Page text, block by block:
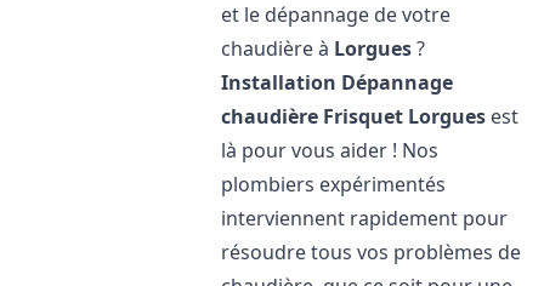
et le dépannage de votre
chaudière à Lorgues?
Installation Dépannage
chaudière Frisquet Lorgues est
là pour vous aider ! Nos
plombiers expérimentés
interviennent rapidement pour
résoudre tous vos problèmes de